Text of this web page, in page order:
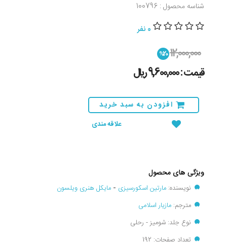
شناسه محصول : 100796
0 نفر
12,000,000
%20
قیمت : 9,600,000 ريال
افزودن به سبد خرید
علاقه مندی
ویژگی های محصول
نویسنده: مارتین اسکورسیزی - مایکل هنری ویلسون
مترجم: مازیار اسلامی
نوع جلد: شومیز - رحلی